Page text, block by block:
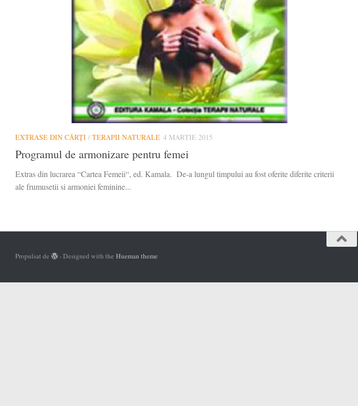
EXTRASE DIN CĂRȚI / TERAPII NATURALE 4 MARTIE 2015
Programul de armonizare pentru femei
Extras din lucrarea “Cartea Femeii“, ed. Kamala. De-a lungul timpului au fost oferite diferite criterii
ale frumusetii si armoniei feminine...
Propulsat de - Designed with theHueman theme